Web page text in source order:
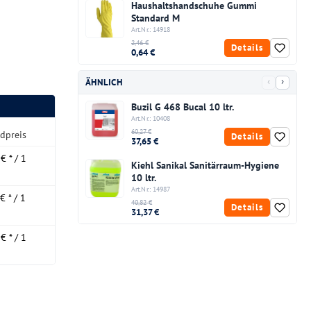
* / 1
* / 1
* / 1
Haushaltshandschuhe Gummi
Standard M
Art.Nr.: 14918
2,46 €
0,64 € Details
ÄHNLICH ‹ ›
Buzil G 468 Bucal 10 ltr.
Art.Nr.: 10408
60,27 €
37,65 € Details
Kiehl Sanikal Sanitärraum-Hygiene
10 ltr.
Art.Nr.: 14987
40,82 €
31,37 € Details